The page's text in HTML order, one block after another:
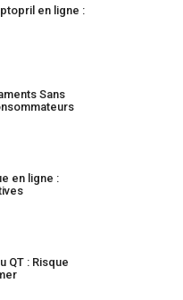
en ligne :
Sans
en ligne :
QT : Risque